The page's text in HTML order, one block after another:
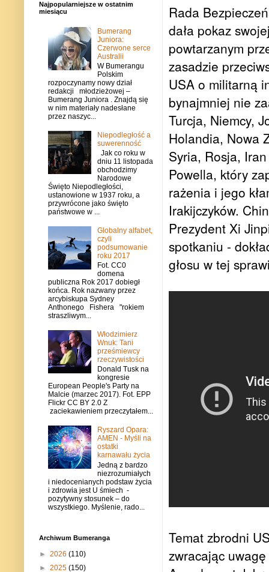
Rada
dała pokaz
powtarzanym
zasadzie
USA o militarną
bynajmniej nie
Turcja, Niemcy,
Holandia, Nowa
Syria, Rosja,
Powella, który
rażenia i jego
Irakijczyków.
Prezydent Xi
spotkaniu -
głosu w tej
Temat zbrodni
zwracając
Najpopularniejsze w ostatnim
miesiącu
Bumerang
Juniora:
Czerwone serce
Australii
W Bumerangu
Polskim
rozpoczynamy nowy dział
redakcji młodzieżowej –
Bumerang Juniora . Znajdą się
w nim materiały nadesłane
przez naszyc...
Niepodległość a
suwerenność
Jak co roku w
dniu 11 listopada
obchodzimy
Narodowe
Święto Niepodległości,
ustanowione w 1937 roku, a
przywrócone jako święto
państwowe w ...
Globalny alfabet,
czyli
podsumowanie
roku 2017
Fot. CC0
domena
publiczna Rok 2017 dobiegł
końca. Rok nazwany przez
arcybiskupa Sydney
Anthonego Fishera "rokiem
straszliwym...
Włodzimierz
Wnuk: Tani
prześmiewcy
rzeczywistości
Donald Tusk na
kongresie
European People's Party na
Malcie (marzec 2017). Fot. EPP
Flickr CC BY 2.0 Z
zaciekawieniem przeczytałem...
Ryszard Opara:
AMEN - Myśli na
ostatki
karnawału życia
Jedną z bardzo
niezrozumiałych
i niedocenianych podstaw życia
i zdrowia jest U śmiech -
pozytywny stosunek – do
wszystkiego. Myślenie, rado...
Archiwum Bumeranga
► 2026 (110)
► 2025 (150)